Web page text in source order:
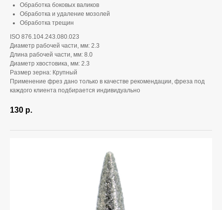
Обработка боковых валиков
Обработка и удаление мозолей
Обработка трещин
ISO 876.104.243.080.023
Диаметр рабочей части, мм: 2.3
Длина рабочей части, мм: 8.0
Диаметр хвостовика, мм: 2.3
Размер зерна: Крупный
Применение фрез дано только в качестве рекомендации, фреза под
каждого клиента подбирается индивидуально
130 р.